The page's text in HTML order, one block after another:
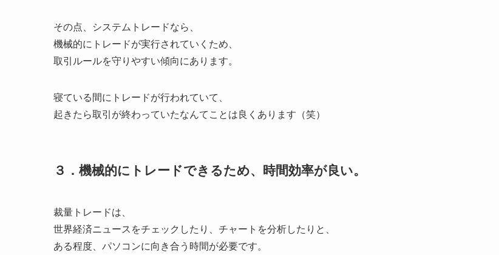
その点、システムトレードなら、
機械的にトレードが実行されていくため、
取引ルールを守りやすい傾向にあります。
寝ている間にトレードが行われていて、
起きたら取引が終わっていたなんてことは良くあります（笑）
３．機械的にトレードできるため、時間効率が良い。
裁量トレードは、
世界経済ニュースをチェックしたり、チャートを分析したりと、
ある程度、パソコンに向き合う時間が必要です。